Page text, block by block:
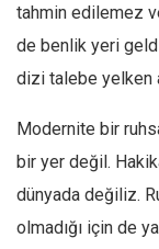
tahmin edilemez
de benlik yeri
dizi talebe yelken
Modernite bir
bir yer değil.
dünyada değiliz.
olmadığı için de